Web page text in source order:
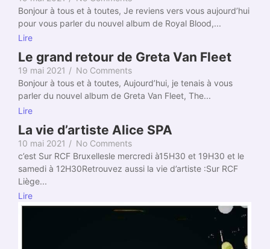
Bonjour à tous et à toutes, Je reviens vers vous aujourd’hui
pour vous parler du nouvel album de Royal Blood,...
Lire
Le grand retour de Greta Van Fleet
19 mai 2021 / No Comments
Bonjour à tous et à toutes, Aujourd’hui, je tenais à vous
parler du nouvel album de Greta Van Fleet, The...
Lire
La vie d’artiste Alice SPA
10 mai 2021 / No Comments
c’est Sur RCF Bruxellesle mercredi à15H30 et 19H30 et le
samedi à 12H30Retrouvez aussi la vie d’artiste :Sur RCF
Liège...
Lire